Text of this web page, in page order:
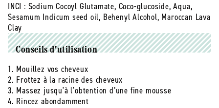
INCI : Sodium Cocoyl Glutamate, Coco-glucoside, Aqua,
Sesamum Indicum seed oil, Behenyl Alcohol, Maroccan Lava
Clay
Conseils d'utilisation
1. Mouillez vos cheveux
2. Frottez à la racine des cheveux
3. Massez jusqu'à l'obtention d’une fine mousse
4. Rincez abondamment